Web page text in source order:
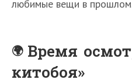
любимые вещи в
Время
китобоя»